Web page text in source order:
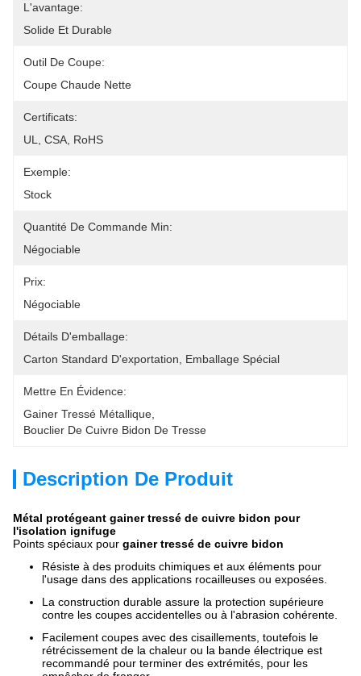
L'avantage:
Solide Et Durable
Outil De Coupe:
Coupe Chaude Nette
Certificats:
UL, CSA, RoHS
Exemple:
Stock
Quantité De Commande Min:
Négociable
Prix:
Négociable
Détails D'emballage:
Carton Standard D'exportation, Emballage Spécial
Mettre En Évidence:
Gainer Tressé Métallique
Bouclier De Cuivre Bidon De Tresse
Description De Produit
Métal protégeant gainer tressé de cuivre bidon pour
l'isolation ignifuge
Points spéciaux pour gainer tressé de cuivre bidon
Résiste à des produits chimiques et aux éléments pour
l'usage dans des applications rocailleuses ou exposées.
La construction durable assure la protection supérieure
contre les coupes accidentelles ou à l'abrasion cohérente.
Facilement coupes avec des cisaillements, toutefois le
rétrécissement de la chaleur ou la bande électrique est
recommandé pour terminer des extrémités, pour les